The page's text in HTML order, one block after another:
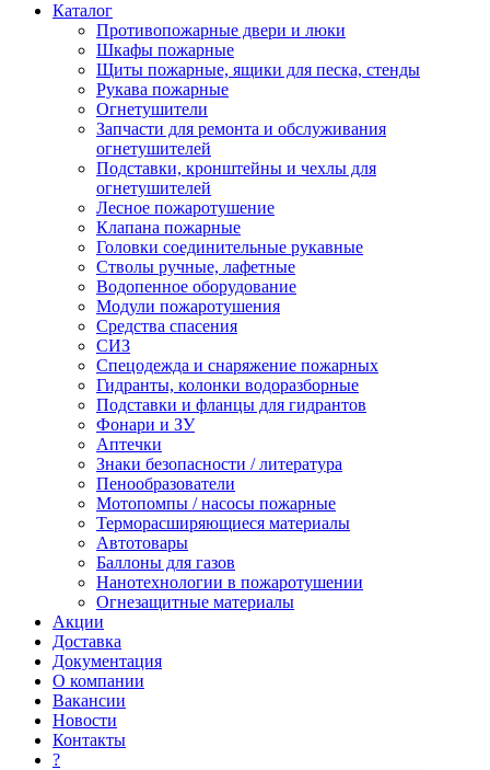
Каталог
Противопожарные двери и люки
Шкафы пожарные
Щиты пожарные, ящики для песка, стенды
Рукава пожарные
Огнетушители
Запчасти для ремонта и обслуживания
огнетушителей
Подставки, кронштейны и чехлы для
огнетушителей
Лесное пожаротушение
Клапана пожарные
Головки соединительные рукавные
Стволы ручные, лафетные
Водопенное оборудование
Модули пожаротушения
Средства спасения
СИЗ
Спецодежда и снаряжение пожарных
Гидранты, колонки водоразборные
Подставки и фланцы для гидрантов
Фонари и ЗУ
Аптечки
Знаки безопасности / литература
Пенообразователи
Мотопомпы / насосы пожарные
Терморасширяющиеся материалы
Автотовары
Баллоны для газов
Нанотехнологии в пожаротушении
Огнезащитные материалы
Акции
Доставка
Документация
О компании
Вакансии
Новости
Контакты
?